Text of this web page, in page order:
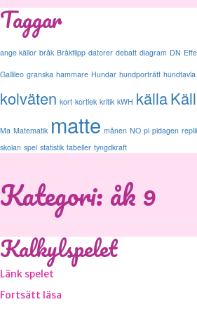
Taggar
ange källor bråk Bråkflipp datorer debatt diagram DN
Gallileo granska hammare Hundar hundporträtt hundtavla
kolväten kort kortlek kritik kWH källa
Ma Matematik matte månen NO pi pidagen
skolan spel statistik tabeller tyngdkraft
Kategori: åk 9
Kalkylspelet
Länk spelet
Fortsätt läsa